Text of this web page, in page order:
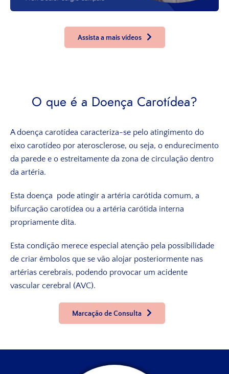
Assista a mais vídeos
O que é a Doença Carotídea?
A doença carotídea caracteriza-se pelo atingimento do
eixo carotídeo por aterosclerose, ou seja, o endurecimento
da parede e o estreitamente da zona de circulação dentro
da artéria.
Esta doença pode atingir a artéria carótida comum, a
bifurcação carotídea ou a artéria carótida interna
propriamente dita.
Esta condição merece especial atenção pela possibilidade
de criar êmbolos que se vão alojar posteriormente nas
artérias cerebrais, podendo provocar um acidente
vascular cerebral (AVC).
Marcação de Consulta